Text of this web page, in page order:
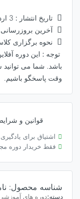
تاریخ انتشار : 3 اردیبهشت 1401
آخرین
نحوه برگزاری
توجه : این دوره
باشد. شما می
وقت پاسخگو باشیم.
قوانین و
اشتیاق برای
فقط خریدار دوره
شناسه محصول:
دسته:دوره های